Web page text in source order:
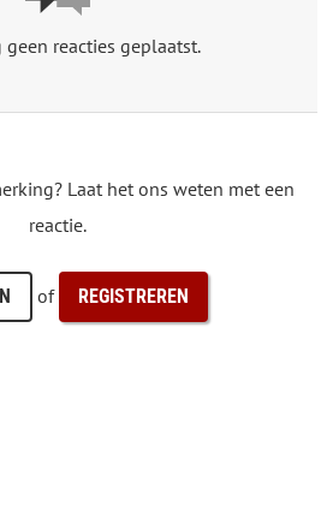
geen reacties geplaatst.
Laat het ons weten met een
reactie.
of REGISTREREN